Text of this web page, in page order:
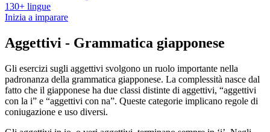
130+ lingue
Inizia a imparare
Aggettivi - Grammatica giapponese
Gli esercizi sugli aggettivi svolgono un ruolo importante nella
padronanza della grammatica giapponese. La complessità nasce dal
fatto che il giapponese ha due classi distinte di aggettivi, “aggettivi
con la i” e “aggettivi con na”. Queste categorie implicano regole di
coniugazione e uso diversi.